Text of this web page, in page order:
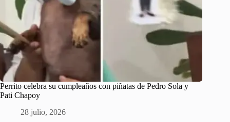
Perrito celebra su cumpleaños con piñatas de Pedro Sola y
Pati Chapoy
28 julio, 2026